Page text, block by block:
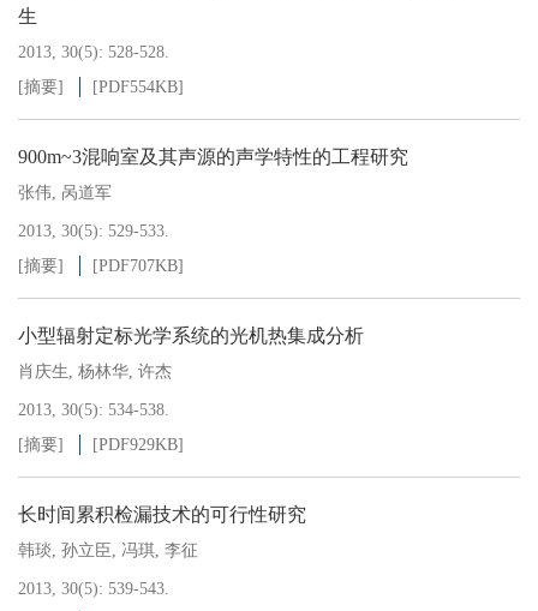
生
2013, 30(5): 528-528.
[摘要]
[PDF554KB]
900m~3混响室及其声源的声学特性的工程研究
张伟, 呙道军
2013, 30(5): 529-533.
[摘要]
[PDF707KB]
小型辐射定标光学系统的光机热集成分析
肖庆生, 杨林华, 许杰
2013, 30(5): 534-538.
[摘要]
[PDF929KB]
长时间累积检漏技术的可行性研究
韩琰, 孙立臣 , 冯琪, 李征
2013, 30(5): 539-543.